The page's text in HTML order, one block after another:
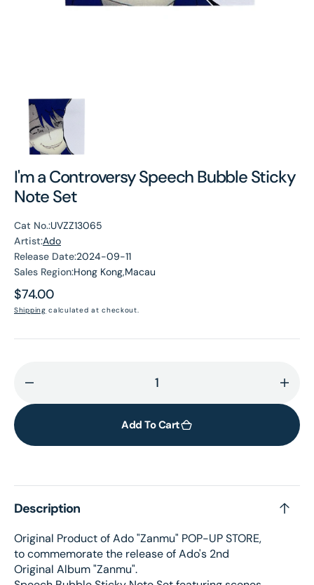
I'm a Controversy Speech Bubble Sticky
Note Set
Cat No.:UVZZ13065
Artist:Ado
Release Date:2024-09-11
Sales Region:Hong Kong,Macau
Regular
price
$74.00
Shipping calculated at checkout.
quantity
I&#39;m
Speech
Bubble
Note
Set
for
Add To Cart
Description
Original Product of Ado "Zanmu" POP-UP STORE,
to commemorate the release of Ado's 2nd
Original Album "Zanmu".